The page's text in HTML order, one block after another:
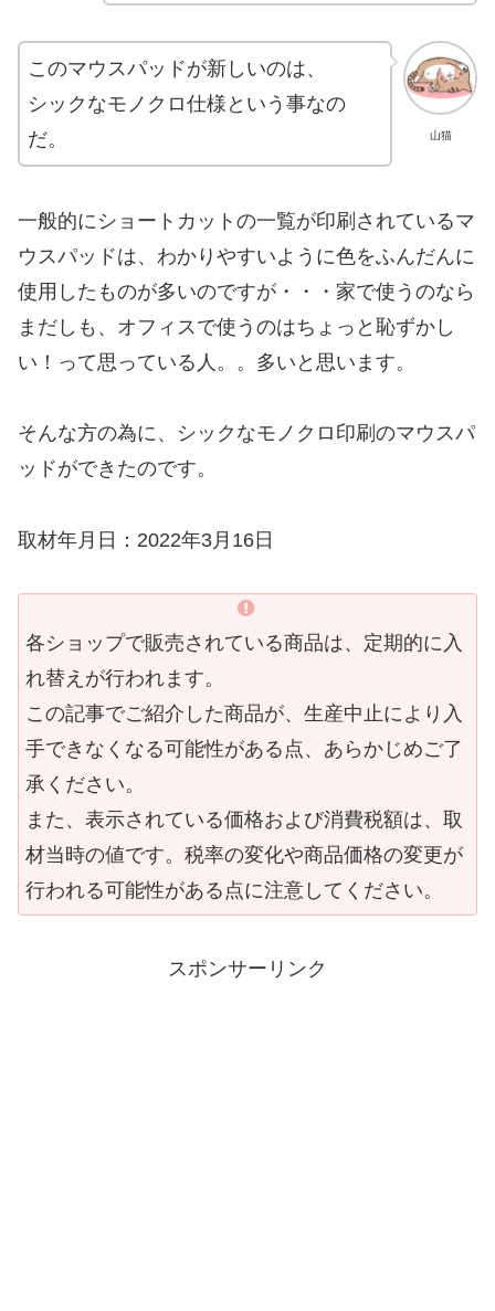
山猫
このマウスパッドが新しいのは、
シックなモノクロ仕様という事なの
だ。
一般的にショートカットの一覧が印刷されているマ
ウスパッドは、わかりやすいように色をふんだんに
使用したものが多いのですが・・・家で使うのなら
まだしも、オフィスで使うのはちょっと恥ずかし
い！って思っている人。。多いと思います。
そんな方の為に、シックなモノクロ印刷のマウスパ
ッドができたのです。
取材年月日：2022年3月16日
各ショップで販売されている商品は、定期的に入
れ替えが行われます。
この記事でご紹介した商品が、生産中止により入
手できなくなる可能性がある点、あらかじめご了
承ください。
また、表示されている価格および消費税額は、取
材当時の値です。税率の変化や商品価格の変更が
行われる可能性がある点に注意してください。
スポンサーリンク